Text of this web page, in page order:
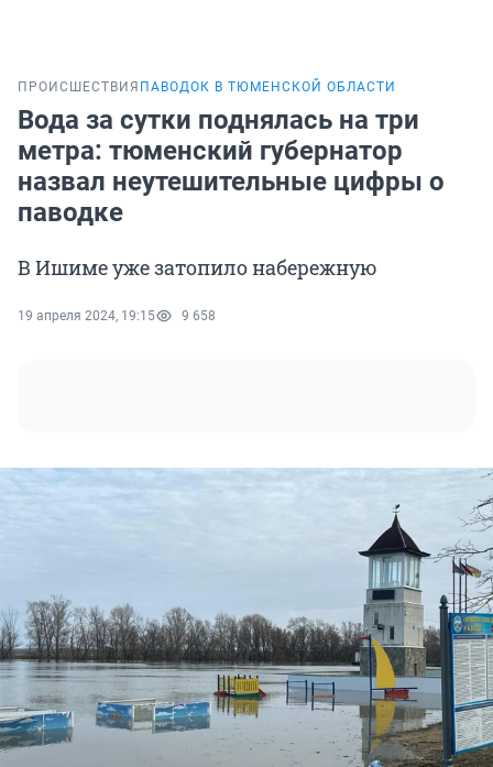
ПРОИСШЕСТВИЯ ПАВОДОК В ТЮМЕНСКОЙ ОБЛАСТИ
Вода за сутки поднялась на три
метра: тюменский губернатор
назвал неутешительные цифры о
паводке
В Ишиме уже затопило набережную
19 апреля 2024, 19:15 9 658